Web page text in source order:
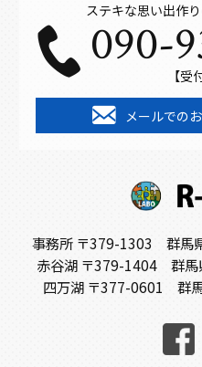
ステキな思い出作
090-
【
メールでの
事務所 〒379-1303 群馬
赤谷湖 〒379-1404 群馬
四万湖 〒377-0601 群